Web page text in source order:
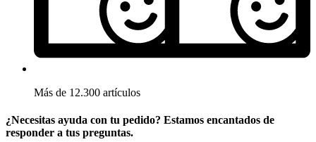
Más de 12.300 artículos
¿Necesitas ayuda con tu pedido? Estamos encantados de
responder a tus preguntas.